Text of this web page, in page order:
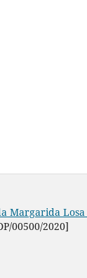
Margarida Losa
00500/2020]